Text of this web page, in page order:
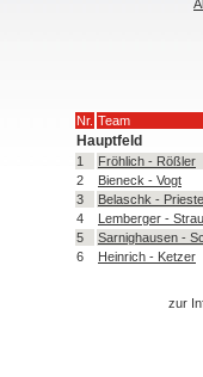
Nr. Team
Hauptfeld
1
Fröhlich - Rößler
2
Bieneck - Vogt
3
Belaschk -
4
Lemberger -
5
Sarnighausen -
6
Heinrich - Ketzer
zur